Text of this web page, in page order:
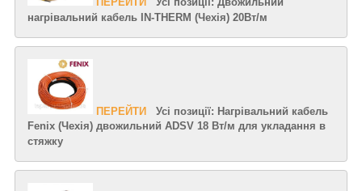
нагрівальний кабель IN-THERM (Чехія) 20Вт/м
ПЕРЕЙТИ Усі позиції: Нагрівальний кабель
Fenix (Чехія) двожильний ADSV 18 Вт/м для укладання в
стяжку